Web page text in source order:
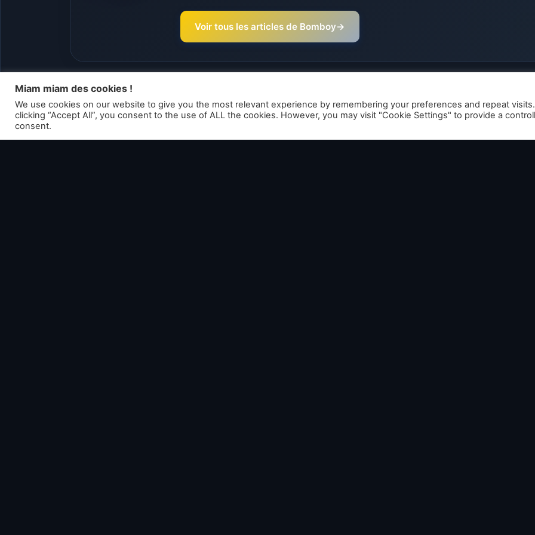
Voir tous les articles de Bomboy→
Articles liés
Miam miam des cookies !
We use cookies on our website to give you the most relevant experience by remembering your preferences and repeat
clicking “Accept All”, you consent to the use of ALL the cookies. However, you may visit "Cookie Settings" to provide a
consent.